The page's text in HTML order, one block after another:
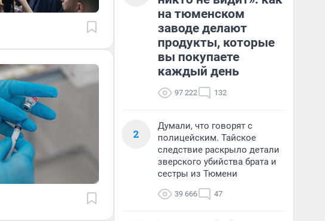
на тюменском
заводе делают
продукты, которые
вы покупаете
каждый день
97 222 132
2
Думали, что говорят с
полицейским. Тайское
следствие раскрыло детали
зверского убийства брата и
сестры из Тюмени
39 666 47